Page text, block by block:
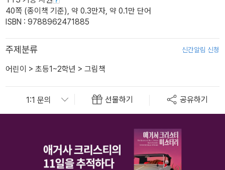
40쪽 (종이책 기준), 약 0.3만자, 약 0.1만 단어
ISBN : 9788962471885
주제분류 신간알림 신청
어린이 > 초등1~2학년 > 그림책
선물하기 공유하기